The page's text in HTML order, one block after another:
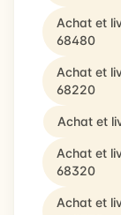
Achat et
68480
Achat et
68220
Achat et
Achat et
68320
Achat et